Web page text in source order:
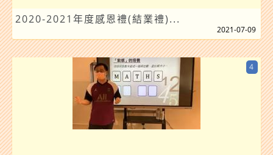
2020-2021年度感恩禮(結業禮)...
2021-07-09
4